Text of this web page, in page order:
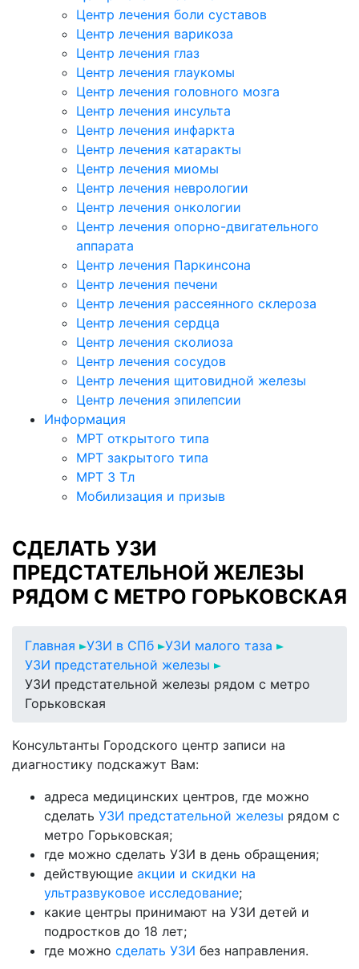
Центр лечения боли суставов
Центр лечения варикоза
Центр лечения глаз
Центр лечения глаукомы
Центр лечения головного мозга
Центр лечения инсульта
Центр лечения инфаркта
Центр лечения катаракты
Центр лечения миомы
Центр лечения неврологии
Центр лечения онкологии
Центр лечения опорно-двигательного
аппарата
Центр лечения Паркинсона
Центр лечения печени
Центр лечения рассеянного склероза
Центр лечения сердца
Центр лечения сколиоза
Центр лечения сосудов
Центр лечения щитовидной железы
Центр лечения эпилепсии
Информация
МРТ открытого типа
МРТ закрытого типа
МРТ 3 Тл
Мобилизация и призыв
СДЕЛАТЬ УЗИ
ПРЕДСТАТЕЛЬНОЙ ЖЕЛЕЗЫ
РЯДОМ С МЕТРО ГОРЬКОВСКАЯ
Главная УЗИ в СПб
УЗИ малого таза
УЗИ предстательной железы
УЗИ предстательной железы рядом с метро
Горьковская
Консультанты Городского центр записи на
диагностику подскажут Вам:
адреса медицинских центров, где можно
сделать УЗИ предстательной железы рядом с
метро Горьковская;
где можно сделать УЗИ в день обращения;
действующие акции и скидки на
ультразвуковое исследование;
какие центры принимают на УЗИ детей и
подростков до 18 лет;
где можно сделать УЗИ без направления.